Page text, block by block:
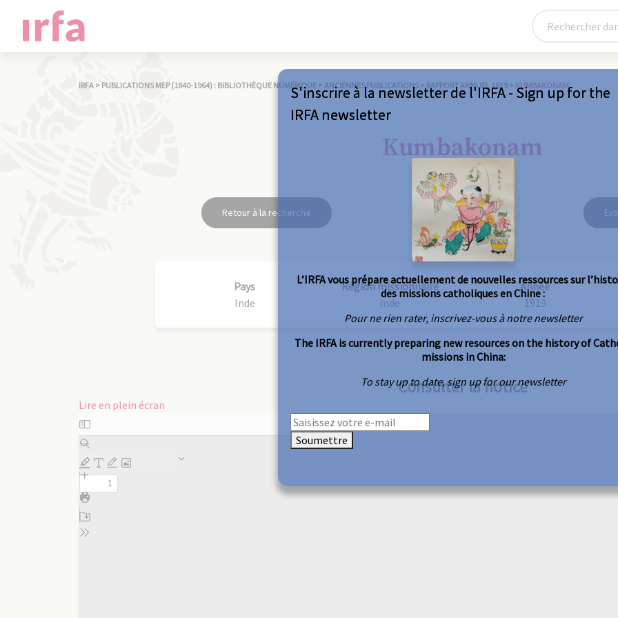
IRFA > PUBLICATIONS MEP (1840-1964) : BIBLIOTHÈQUE NUMÉRIQUE > ANCIENNES PUBLICATIONS > RAPPORT ANNUEL 1919 > KUMBAKONAM
Kumbakonam
Retour à la recherche
Pays
Inde
Région missionnaire
Inde
Année
1919
Consulter la notice
Lire en plein écran
Aller
au
contenu
PDF
S'inscrire à la newsletter de l'IRFA - Sign up for the
IRFA newsletter
L’IRFA vous prépare actuellement de nouvelles ressources sur
des missions catholiques en Chine :
Pour ne rien rater, inscrivez-vous à notre newsletter
The IRFA is currently preparing new resources on the history of
missions in China:
To stay up to date, sign up for our newsletter
Soumettre